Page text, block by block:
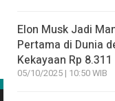
Elon Musk Jadi
Pertama di Dunia
Kekayaan Rp
05/10/2025 | 10:50 WIB